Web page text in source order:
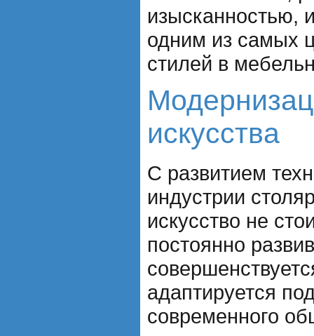
изысканностью,
одним из самых
стилей в
искусства
С развитием
индустрии
искусство не
постоянно
адаптируется
современного